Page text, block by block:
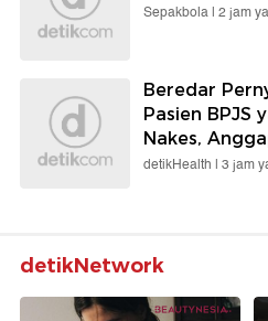
Sepakbola | 2 jam
Beredar
Pasien BPJS
Nakes,
detikHealth | 3 jam
detikNetwork